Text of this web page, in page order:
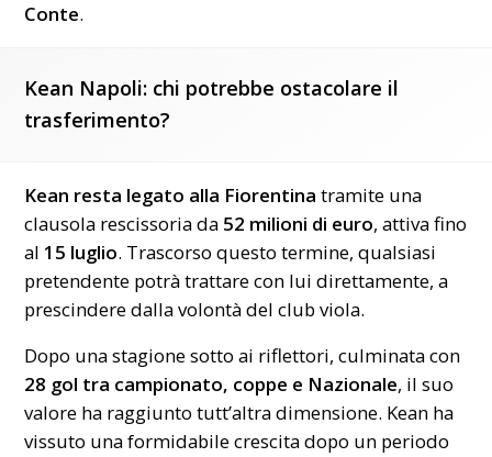
Conte.
Kean Napoli: chi potrebbe ostacolare il
trasferimento?
Kean resta legato alla Fiorentina tramite una
clausola rescissoria da 52 milioni di euro, attiva fino
al 15 luglio. Trascorso questo termine, qualsiasi
pretendente potrà trattare con lui direttamente, a
prescindere dalla volontà del club viola.
Dopo una stagione sotto ai riflettori, culminata con
28 gol tra campionato, coppe e Nazionale, il suo
valore ha raggiunto tutt’altra dimensione. Kean ha
vissuto una formidabile crescita dopo un periodo